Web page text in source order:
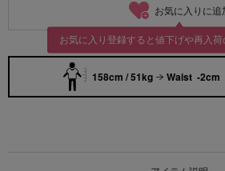
お気に入りに追
お気に入り登録すると値下げや再入
158cm / 51kg Waist -2cm